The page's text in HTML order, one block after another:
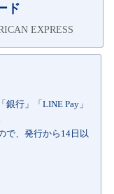
ド
EXPRESS
行」「LINE Pay」
で、発行から14日以